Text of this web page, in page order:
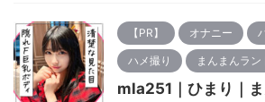
【PR】 オナニー
ハメ撮り まんまんラン
mla251｜ひまり｜